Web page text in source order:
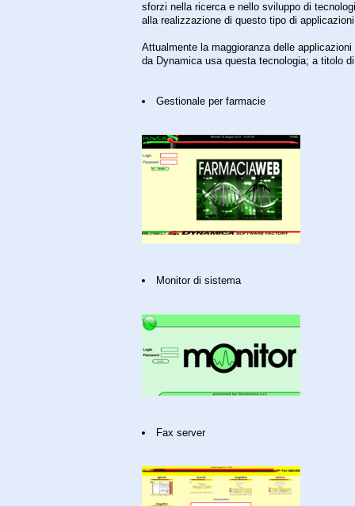
sforzi nella ricerca e nello sviluppo di
alla realizzazione di questo tipo di
Attualmente la maggioranza delle
da Dynamica usa questa tecnologia; a titolo
Gestionale per farmacie
Monitor di sistema
Fax server